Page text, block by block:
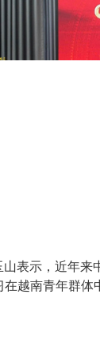
示，近年来
越南青年群